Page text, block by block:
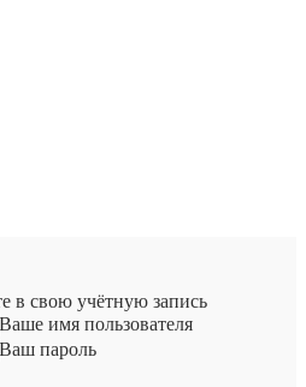
в свою учётную запись
Ваше имя пользователя
Ваш пароль